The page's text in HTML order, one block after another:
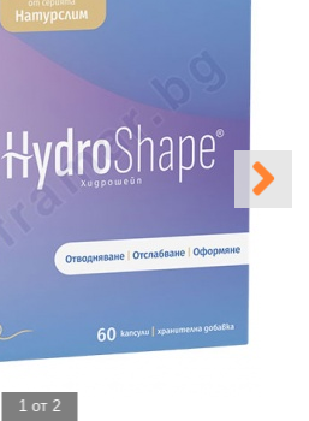
1 от 2